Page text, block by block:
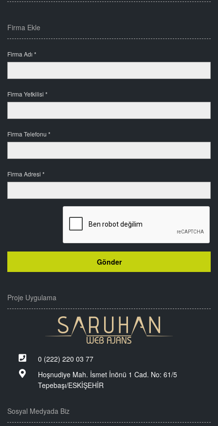
Firma Ekle
Firma Adı *
Firma Yetkilisi *
Firma Telefonu *
Firma Adresi *
Proje Uygulama
0 (222) 220 03 77
Hoşnudiye Mah. İsmet İnönü 1 Cad. No: 61/5
Tepebaşı/ESKİŞEHİR
Sosyal Medyada Biz